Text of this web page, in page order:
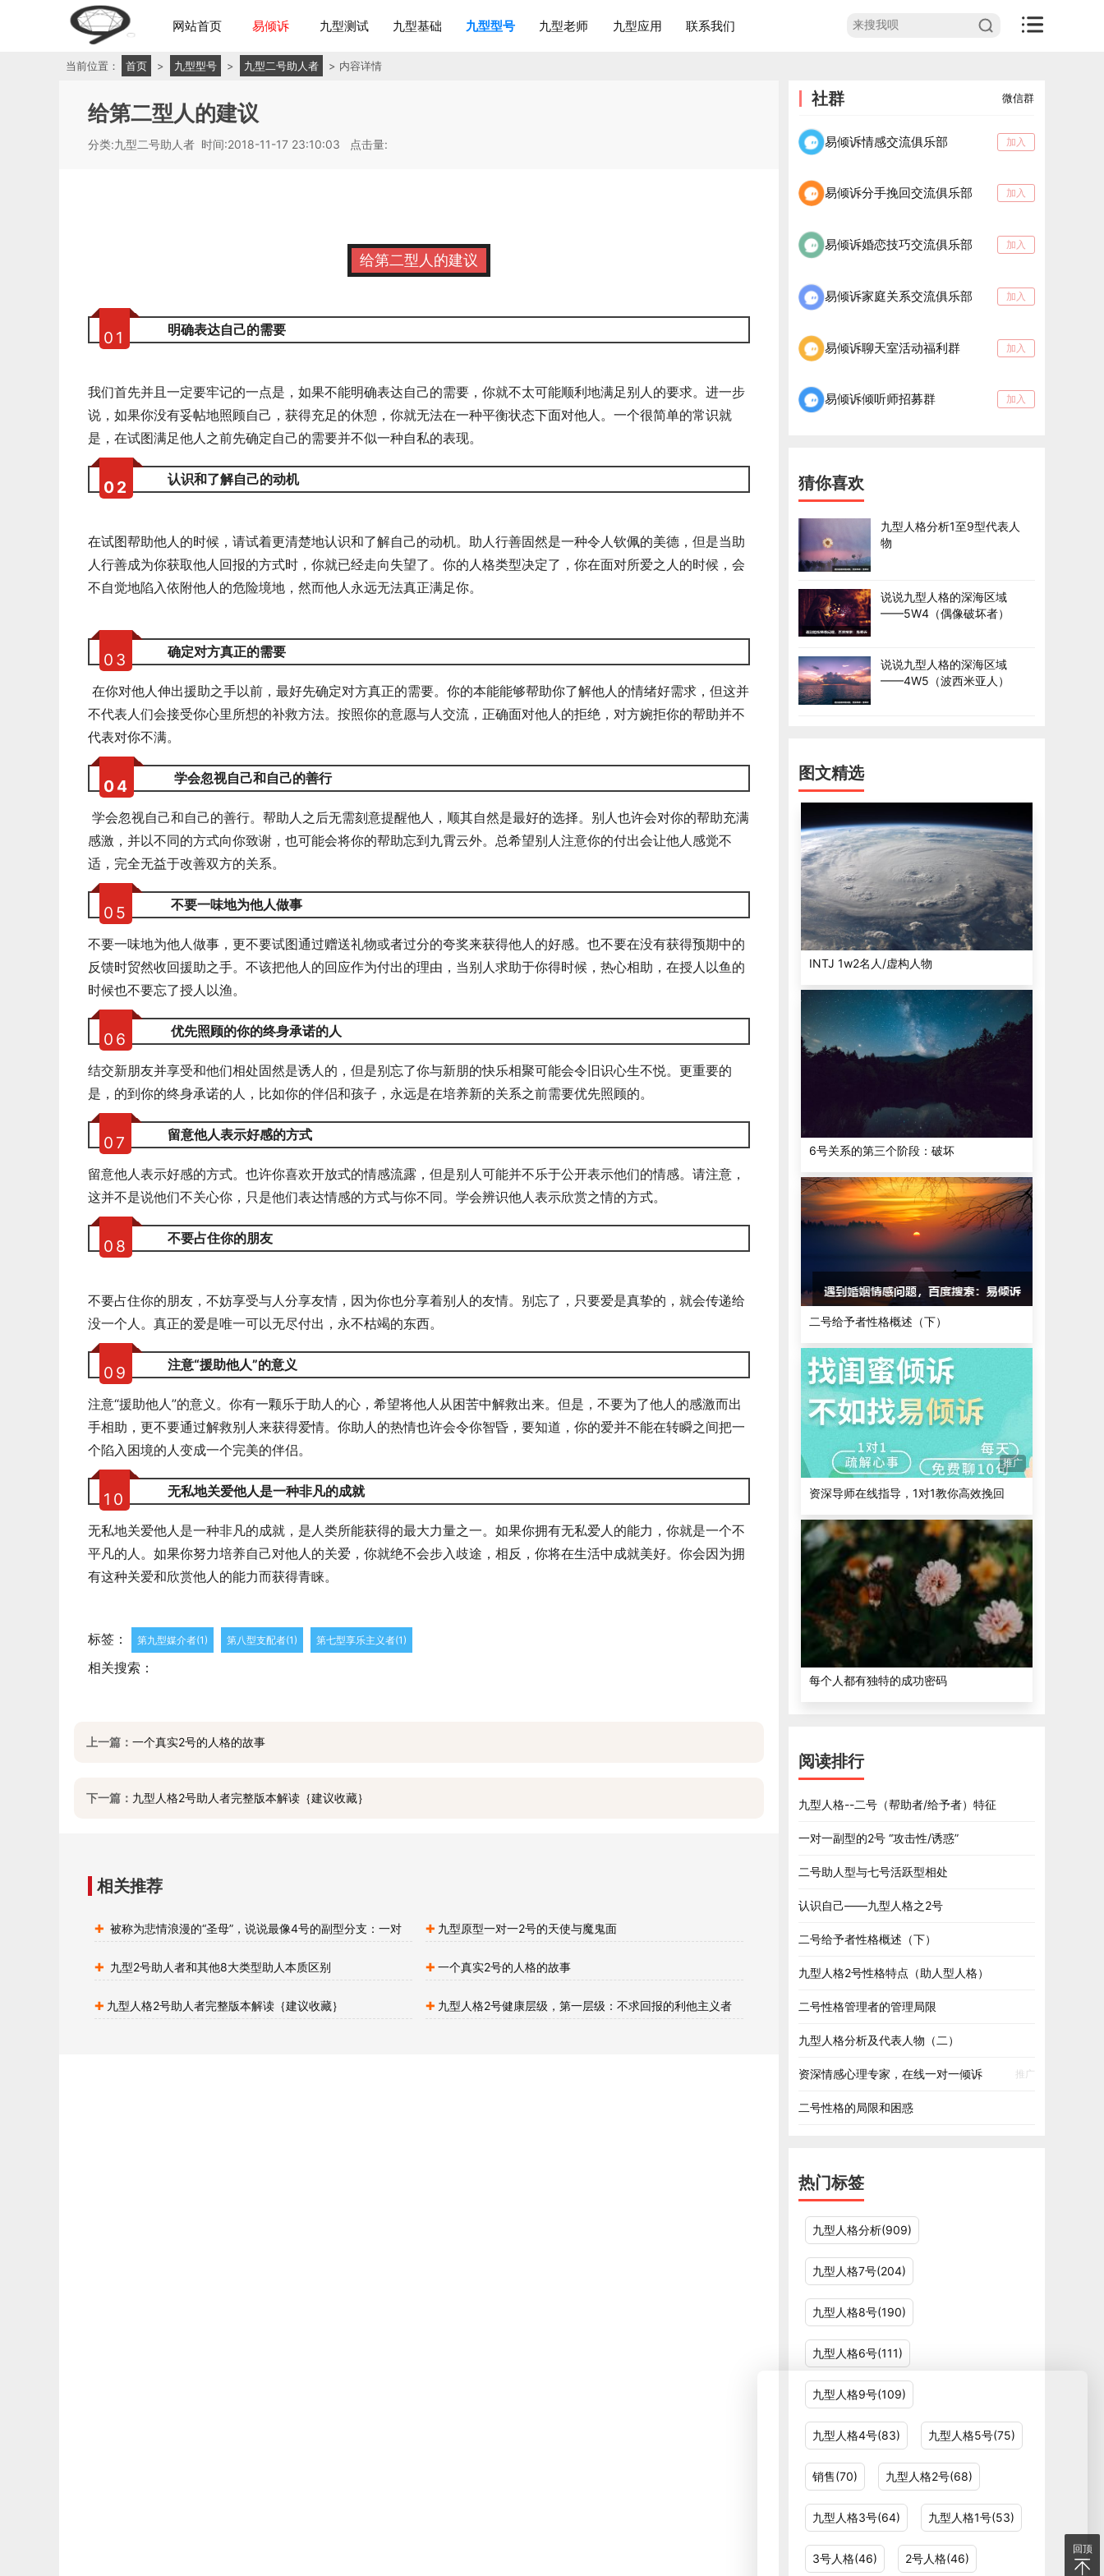
网站首页 易倾诉 九型测试 九型基础 九型型号 九型老师 九型应用 联系我们
当前位置： 首页 > 九型型号 > 九型二号助人者 > 内容详情
给第二型人的建议
分类:九型二号助人者 时间:2018-11-17 23:10:03 点击量:
给第二型人的建议
0 1 明确表达自己的需要
我们首先并且一定要牢记的一点是，如果不能明确表达自己的需要，你就不太可能顺利地满足别人的要求。进一步
说，如果你没有妥帖地照顾自己，获得充足的休憩，你就无法在一种平衡状态下面对他人。一个很简单的常识就
是，在试图满足他人之前先确定自己的需要并不似一种自私的表现。
02 认识和了解自己的动机
在试图帮助他人的时候，请试着更清楚地认识和了解自己的动机。助人行善固然是一种令人钦佩的美德，但是当助
人行善成为你获取他人回报的方式时，你就已经走向失望了。你的人格类型决定了，你在面对所爱之人的时候，会
不自觉地陷入依附他人的危险境地，然而他人永远无法真正满足你。
0 3 确定对方真正的需要
在你对他人伸出援助之手以前，最好先确定对方真正的需要。你的本能能够帮助你了解他人的情绪好需求，但这并
不代表人们会接受你心里所想的补救方法。按照你的意愿与人交流，正确面对他人的拒绝，对方婉拒你的帮助并不
代表对你不满。
04 学会忽视自己和自己的善行
学会忽视自己和自己的善行。帮助人之后无需刻意提醒他人，顺其自然是最好的选择。别人也许会对你的帮助充满
感激，并以不同的方式向你致谢，也可能会将你的帮助忘到九霄云外。总希望别人注意你的付出会让他人感觉不
适，完全无益于改善双方的关系。
0 5 不要一味地为他人做事
不要一味地为他人做事，更不要试图通过赠送礼物或者过分的夸奖来获得他人的好感。也不要在没有获得预期中的
反馈时贸然收回援助之手。不该把他人的回应作为付出的理由，当别人求助于你得时候，热心相助，在授人以鱼的
时候也不要忘了授人以渔。
0 6 优先照顾的你的终身承诺的人
结交新朋友并享受和他们相处固然是诱人的，但是别忘了你与新朋的快乐相聚可能会令旧识心生不悦。更重要的
是，的到你的终身承诺的人，比如你的伴侣和孩子，永远是在培养新的关系之前需要优先照顾的。
0 7 留意他人表示好感的方式
留意他人表示好感的方式。也许你喜欢开放式的情感流露，但是别人可能并不乐于公开表示他们的情感。请注意，
这并不是说他们不关心你，只是他们表达情感的方式与你不同。学会辨识他人表示欣赏之情的方式。
0 8 不要占住你的朋友
不要占住你的朋友，不妨享受与人分享友情，因为你也分享着别人的友情。别忘了，只要爱是真挚的，就会传递给
没一个人。真正的爱是唯一可以无尽付出，永不枯竭的东西。
0 9 注意“援助他人”的意义
注意“援助他人”的意义。你有一颗乐于助人的心，希望将他人从困苦中解救出来。但是，不要为了他人的感激而出
手相助，更不要通过解救别人来获得爱情。你助人的热情也许会令你智昏，要知道，你的爱并不能在转瞬之间把一
个陷入困境的人变成一个完美的伴侣。
10 无私地关爱他人是一种非凡的成就
无私地关爱他人是一种非凡的成就，是人类所能获得的最大力量之一。如果你拥有无私爱人的能力，你就是一个不
平凡的人。如果你努力培养自己对他人的关爱，你就绝不会步入歧途，相反，你将在生活中成就美好。你会因为拥
有这种关爱和欣赏他人的能力而获得青睐。
标签： 第九型媒介者(1) 第八型支配者(1) 第七型享乐主义者(1)
相关搜索：
上一篇： 一个真实2号的人格的故事
下一篇： 九型人格2号助人者完整版本解读｛建议收藏｝
相关推荐
被称为悲情浪漫的“圣母”，说说最像4号的副型分支：一对
九型原型一对一2号的天使与魔鬼面
九型2号助人者和其他8大类型助人本质区别 一个真实2号的人格的故事
九型人格2号助人者完整版本解读｛建议收藏｝ 九型人格2号健康层级，第一层级：不求回报的利他主义者
社群 微信群
易倾诉情感交流俱乐部 加入
易倾诉分手挽回交流俱乐部 加入
易倾诉婚恋技巧交流俱乐部 加入
易倾诉家庭关系交流俱乐部 加入
易倾诉聊天室活动福利群 加入
易倾诉倾听师招募群 加入
猜你喜欢
九型人格分析1至9型代表人
物
说说九型人格的深海区域
——5W4（偶像破坏者）
说说九型人格的深海区域
——4W5（波西米亚人）
图文精选
INTJ 1w2名人/虚构人物
6号关系的第三个阶段：破坏
二号给予者性格概述（下）
推广
资深导师在线指导，1对1教你高效挽回
每个人都有独特的成功密码
阅读排行
九型人格--二号（帮助者/给予者）特征
一对一副型的2号 “攻击性/诱惑”
二号助人型与七号活跃型相处
认识自己——九型人格之2号
二号给予者性格概述（下）
九型人格2号性格特点（助人型人格）
二号性格管理者的管理局限
九型人格分析及代表人物（二）
资深情感心理专家，在线一对一倾诉 推广
二号性格的局限和困惑
热门标签
九型人格分析(909)
九型人格7号(204)
九型人格8号(190)
九型人格6号(111)
九型人格9号(109)
九型人格4号(83) 九型人格5号(75)
销售(70) 九型人格2号(68)
九型人格3号(64) 九型人格1号(53)
3号人格(46) 2号人格(46)
回顶